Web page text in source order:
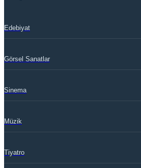
Edebiyat
Görsel Sanatlar
Sinema
Müzik
Tiyatro